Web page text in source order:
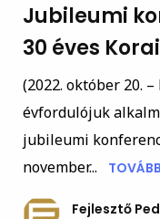
Jubileumi
30 éves
(2022. október 20.
évfordulójuk
jubileumi
november...
Fejlesztő